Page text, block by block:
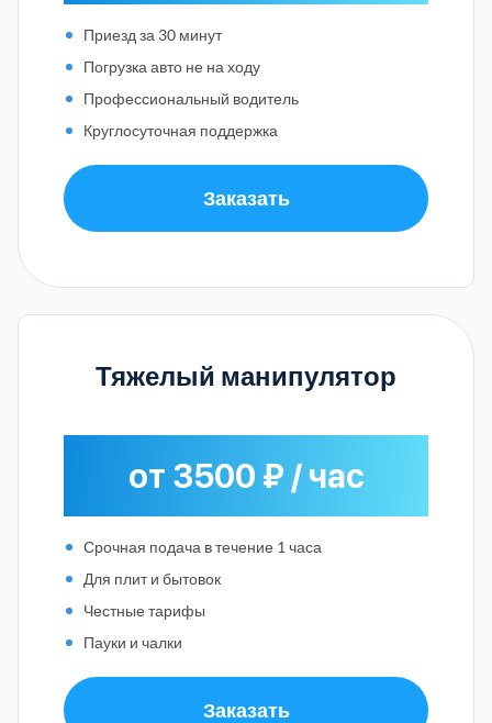
Приезд за 30 минут
Погрузка авто не на ходу
Профессиональный водитель
Круглосуточная поддержка
Заказать
Тяжелый манипулятор
от 3500 ₽ / час
Срочная подача в течение 1 часа
Для плит и бытовок
Честные тарифы
Пауки и чалки
Заказать